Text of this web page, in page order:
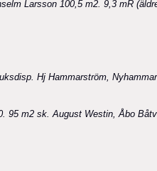
Larsson 100,5 m2. 9,3 mR
Hj Hammarström,
95 m2 sk. August Westin, Åbo